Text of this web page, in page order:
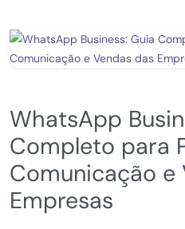
WhatsApp
Completo para
Comunicação e
Empresas